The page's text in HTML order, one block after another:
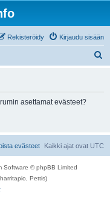
Kirjaudu sisään
Rekisteröidy
asettamat evästeet?
Kaikki ajat ovat UTC
evästeet
Software © phpBB Limited
Pettis)